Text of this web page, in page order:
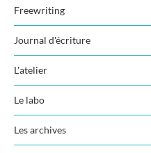
Freewriting
Journal d'écriture
L'atelier
Le labo
Les archives